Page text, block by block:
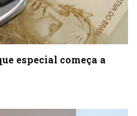
especial começa a